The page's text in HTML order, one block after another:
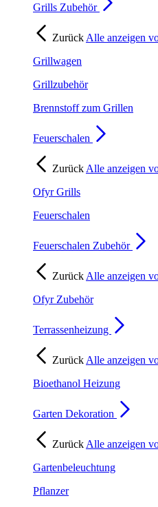
Grills Zubehör
Zurück Alle anzeigen
Grillwagen
Grillzubehör
Brennstoff zum Grillen
Feuerschalen
Zurück Alle anzeigen
Ofyr Grills
Feuerschalen
Feuerschalen Zubehör
Zurück Alle anzeigen
Ofyr Zubehör
Terrassenheizung
Zurück Alle anzeigen
Bioethanol Heizung
Garten Dekoration
Zurück Alle anzeigen
Gartenbeleuchtung
Pflanzer